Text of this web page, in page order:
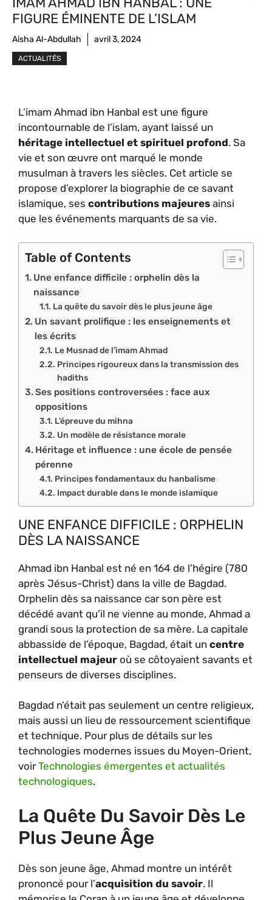
FIGURE ÉMINENTE DE L’ISLAM
Aisha Al-Abdullah avril 3, 2024
ACTUALITÉS
L’imam Ahmad ibn Hanbal est une figure
incontournable de l’islam, ayant laissé un
héritage intellectuel et spirituel profond. Sa
vie et son œuvre ont marqué le monde
musulman à travers les siècles. Cet article se
propose d’explorer la biographie de ce savant
islamique, ses contributions majeures ainsi
que les événements marquants de sa vie.
Table of Contents
Une enfance difficile : orphelin dès la
naissance
La quête du savoir dès le plus jeune âge
Un savant prolifique : les enseignements et
les écrits
Le Musnad de l’imam Ahmad
Principes rigoureux dans la transmission des
hadiths
Ses positions controversées : face aux
oppositions
L’épreuve du mihna
Un modèle de résistance morale
Héritage et influence : une école de pensée
pérenne
Principes fondamentaux du hanbalisme
Impact durable dans le monde islamique
UNE ENFANCE DIFFICILE : ORPHELIN
DÈS LA NAISSANCE
Ahmad ibn Hanbal est né en 164 de l’hégire (780
après Jésus-Christ) dans la ville de Bagdad.
Orphelin dès sa naissance car son père est
décédé avant qu’il ne vienne au monde, Ahmad a
grandi sous la protection de sa mère. La capitale
abbasside de l’époque, Bagdad, était un centre
intellectuel majeur où se côtoyaient savants et
penseurs de diverses disciplines.
Bagdad n’était pas seulement un centre religieux,
mais aussi un lieu de ressourcement scientifique
et technique. Pour plus de détails sur les
technologies modernes issues du Moyen-Orient,
voirTechnologies émergentes et actualités
technologiques.
La Quête Du Savoir Dès Le
Plus Jeune Âge
Dès son jeune âge, Ahmad montre un intérêt
prononcé pour l’acquisition du savoir. Il